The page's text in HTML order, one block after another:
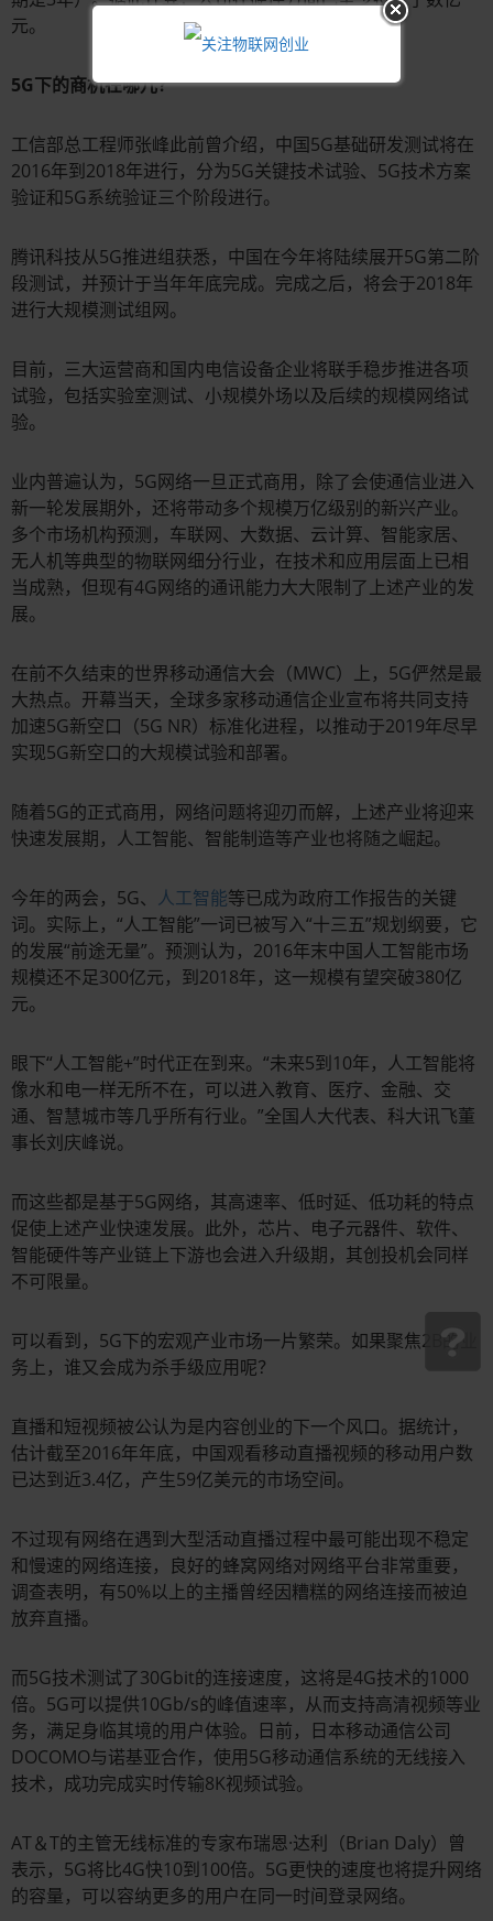
元。
5G下的商机在哪儿？
工信部总工程师张峰此前曾介绍，中国5G基础研发测试将在
2016年到2018年进行，分为5G关键技术试验、5G技术方案
验证和5G系统验证三个阶段进行。
腾讯科技从5G推进组获悉，中国在今年将陆续展开5G第二阶
段测试，并预计于当年年底完成。完成之后，将会于2018年
进行大规模测试组网。
目前，三大运营商和国内电信设备企业将联手稳步推进各项
试验，包括实验室测试、小规模外场以及后续的规模网络试
验。
业内普遍认为，5G网络一旦正式商用，除了会使通信业进入
新一轮发展期外，还将带动多个规模万亿级别的新兴产业。
多个市场机构预测，车联网、大数据、云计算、智能家居、
无人机等典型的物联网细分行业，在技术和应用层面上已相
当成熟，但现有4G网络的通讯能力大大限制了上述产业的发
展。
在前不久结束的世界移动通信大会（MWC）上，5G俨然是最
大热点。开幕当天，全球多家移动通信企业宣布将共同支持
加速5G新空口（5G NR）标准化进程，以推动于2019年尽早
实现5G新空口的大规模试验和部署。
随着5G的正式商用，网络问题将迎刃而解，上述产业将迎来
快速发展期，人工智能、智能制造等产业也将随之崛起。
今年的两会，5G、 人工智能等已成为政府工作报告的关键
词。实际上，“人工智能”一词已被写入“十三五”规划纲要，它
的发展“前途无量”。预测认为，2016年末中国人工智能市场
规模还不足300亿元，到2018年，这一规模有望突破380亿
元。
眼下“人工智能+”时代正在到来。“未来5到10年，人工智能将
像水和电一样无所不在，可以进入教育、医疗、金融、交
通、智慧城市等几乎所有行业。”全国人大代表、科大讯飞董
事长刘庆峰说。
而这些都是基于5G网络，其高速率、低时延、低功耗的特点
促使上述产业快速发展。此外，芯片、电子元器件、软件、
智能硬件等产业链上下游也会进入升级期，其创投机会同样
不可限量。
可以看到，5G下的宏观产业市场一片繁荣。如果聚焦2B的业
务上，谁又会成为杀手级应用呢？
直播和短视频被公认为是内容创业的下一个风口。据统计，
估计截至2016年年底，中国观看移动直播视频的移动用户数
已达到近3.4亿，产生59亿美元的市场空间。
不过现有网络在遇到大型活动直播过程中最可能出现不稳定
和慢速的网络连接，良好的蜂窝网络对网络平台非常重要，
调查表明，有50%以上的主播曾经因糟糕的网络连接而被迫
放弃直播。
而5G技术测试了30Gbit的连接速度，这将是4G技术的1000
倍。5G可以提供10Gb/s的峰值速率，从而支持高清视频等业
务，满足身临其境的用户体验。日前，日本移动通信公司
DOCOMO与诺基亚合作，使用5G移动通信系统的无线接入
技术，成功完成实时传输8K视频试验。
AT＆T的主管无线标准的专家布瑞恩·达利（Brian Daly）曾
表示，5G将比4G快10到100倍。5G更快的速度也将提升网络
的容量，可以容纳更多的用户在同一时间登录网络。